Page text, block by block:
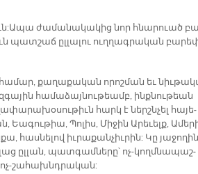
Ա­պա ժա­մա­նա­կա­կից նոր հնա­րուած
պատ­շաճ ըլ­լա­լու ուղ­ղագ­րա­կան
քա­ղա­քա­կան ո­րոշ­ման եւ
հա­մա­ձայ­նու­թեամբ, ինք­նու­թեան
հարկ է ներշն­չել հա­յե­
Եա­գու­թիա, Պո­լիս, Մի­ջին Ա­րե­ւելք,
հաս­նե­լով իւ­րա­քան­չիւ­րին: Կը
ըլ­լան, պատ­գամ­նե­րը՝ ոչ-կողմ­նա­պաշ­
շա­հախնդ­րա­կան: